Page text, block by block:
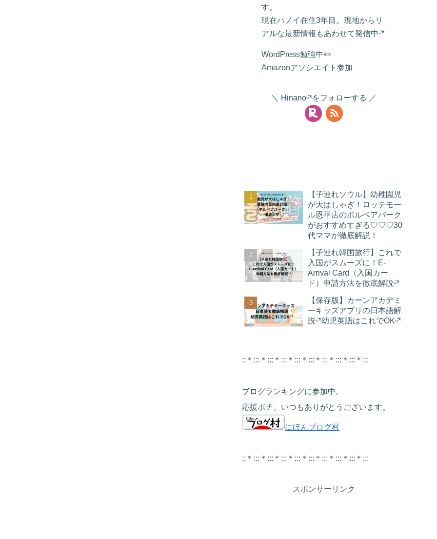
す。
現在ハノイ在住3年目。現地からリ
アルな最新情報もあわせて発信中ᵕ̈*
WordPress勉強中✏️
Amazonアソシエイト参加
Hinanoᵕ̈*をフォローする
【子連れソウル】幼稚園児
が大はしゃぎ！ロッテモー
ル恩平店のボルベアパーク
がおすすめすぎる♡♡♡30
代ママが徹底解説！
【子連れ韓国旅行】これで
入国がスムーズに！E-
Arrival Card（入国カー
ド）申請方法を徹底解説ᵕ̈*
【保存版】カーンアカデミ
ーキッズアプリの日本語解
説ᵕ̈*幼児英語はこれでOKᵕ̈*
::＊:::＊:::＊:::＊:::＊:::＊:::＊:::＊:::＊:::
ブログランキングに参加中。
応援ポチ、いつもありがとうございます。
にほんブログ村
::＊:::＊:::＊:::＊:::＊:::＊:::＊:::＊:::＊:::
スポンサーリンク